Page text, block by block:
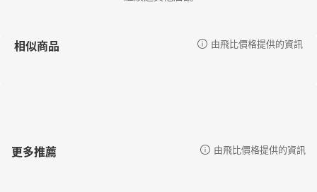
相似商品 由飛比價格提供的資訊
更多推薦 由飛比價格提供的資訊